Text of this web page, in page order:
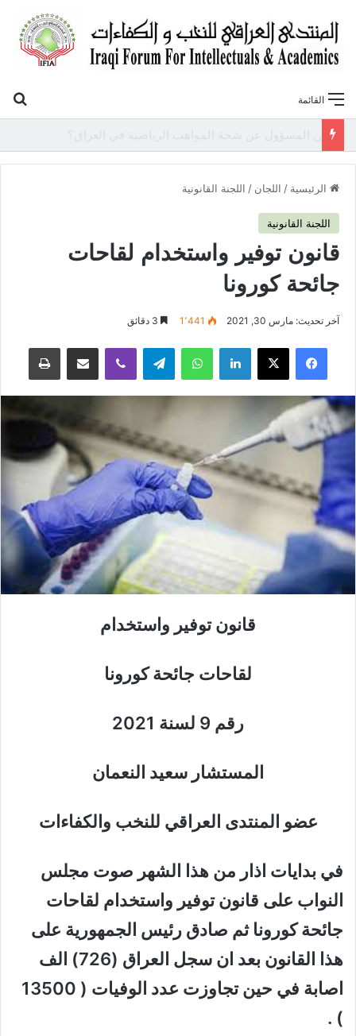
القائمة
الرئيسية / اللجان / اللجنة القانونية
اللجنة القانونية
قانون توفير واستخدام لقاحات
جائحة كورونا
آخر تحديث: مارس 30, 2021 1٬441
فيسبوك لينكدإن واتساب
قانون توفير واستخدام
لقاحات جائحة كورونا
رقم 9 لسنة 2021
المستشار سعيد النعمان
عضو المنتدى العراقي للنخب والكفاءات
في بدايات اذار من هذا الشهر صوت مجلس
النواب على قانون توفير واستخدام لقاحات
جائحة كورونا ثم صادق رئيس الجمهورية على
هذا القانون بعد ان سجل العراق (726) الف
اصابة في حين تجاوزت عدد الوفيات ( 13500
) .